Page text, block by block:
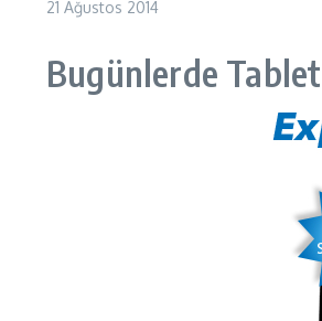
21 Ağustos 2014
Bugünlerde